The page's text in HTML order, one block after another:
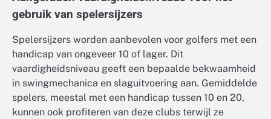
gebruik van spelersijzers
Spelersijzers worden aanbevolen voor golfers met een
handicap van ongeveer 10 of lager. Dit
vaardigheidsniveau geeft een bepaalde bekwaamheid
in swingmechanica en slaguitvoering aan. Gemiddelde
spelers, meestal met een handicap tussen 10 en 20,
kunnen ook profiteren van deze clubs terwijl ze